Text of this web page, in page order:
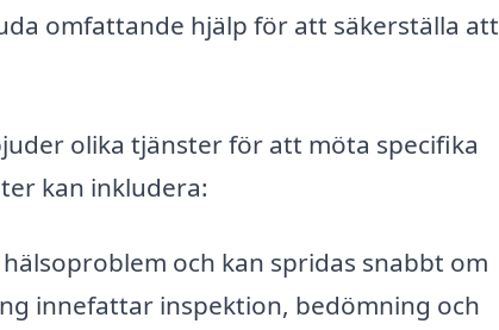
omfattande hjälp för att säkerställa att
olika tjänster för att möta specifika
kan inkludera:
och kan spridas snabbt om
innefattar inspektion, bedömning och